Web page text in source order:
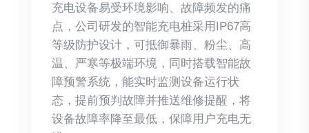
充电设备易受环境影响、故障频发的痛
点，公司研发的智能充电桩采用IP67高
等级防护设计，可抵御暴雨、粉尘、高
温、严寒等极端环境，同时搭载智能故
障预警系统，能实时监测设备运行状
态，提前预判故障并推送维修提醒，将
设备故障率降至最低，保障用户充电无